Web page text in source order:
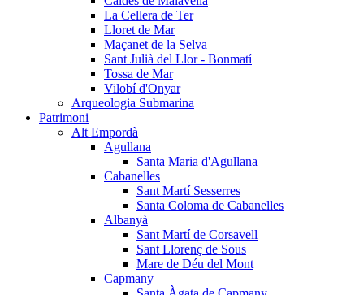
La Cellera de Ter
Lloret de Mar
Maçanet de la Selva
Sant Julià del Llor - Bonmatí
Tossa de Mar
Vilobí d'Onyar
Arqueologia Submarina
Patrimoni
Alt Empordà
Agullana
Santa Maria d'Agullana
Cabanelles
Sant Martí Sesserres
Santa Coloma de Cabanelles
Albanyà
Sant Martí de Corsavell
Sant Llorenç de Sous
Mare de Déu del Mont
Capmany